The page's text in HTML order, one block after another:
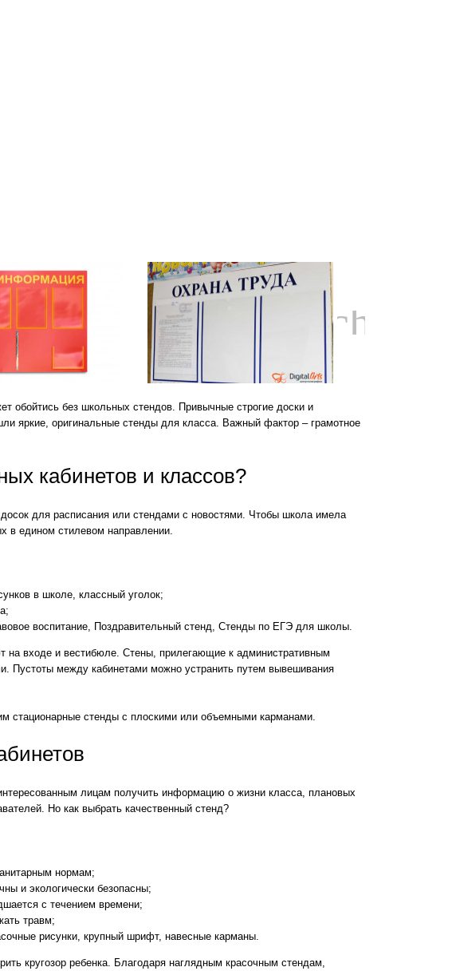
обойтись без школьных стендов. Привычные строгие доски и
яркие, оригинальные стенды для класса. Важный фактор – грамотное
кабинетов и классов?
для расписания или стендами с новостями. Чтобы школа имела
в едином стилевом направлении.
в школе, классный уголок;
воспитание, Поздравительный стенд, Стенды по ЕГЭ для школы.
входе и вестибюле. Стены, прилегающие к административным
между кабинетами можно устранить путем вывешивания
стационарные стенды с плоскими или объемными карманами.
лицам получить информацию о жизни класса, плановых
Но как выбрать качественный стенд?
нормам;
и экологически безопасны;
с течением времени;
травм;
рисунки, крупный шрифт, навесные карманы.
кругозор ребенка. Благодаря наглядным красочным стендам,